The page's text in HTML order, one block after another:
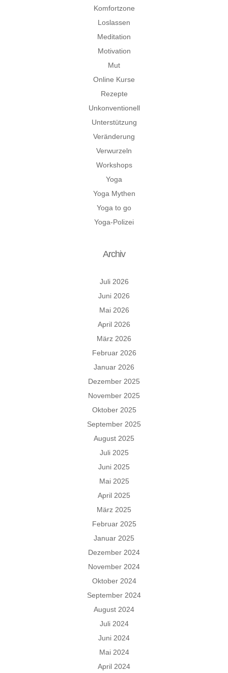
Komfortzone
Loslassen
Meditation
Motivation
Mut
Online Kurse
Rezepte
Unkonventionell
Unterstützung
Veränderung
Verwurzeln
Workshops
Yoga
Yoga Mythen
Yoga to go
Yoga-Polizei
Archiv
Juli 2026
Juni 2026
Mai 2026
April 2026
März 2026
Februar 2026
Januar 2026
Dezember 2025
November 2025
Oktober 2025
September 2025
August 2025
Juli 2025
Juni 2025
Mai 2025
April 2025
März 2025
Februar 2025
Januar 2025
Dezember 2024
November 2024
Oktober 2024
September 2024
August 2024
Juli 2024
Juni 2024
Mai 2024
April 2024